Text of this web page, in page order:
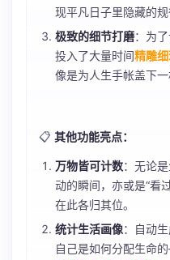
现平凡日子里隐藏的规
极致的细节打磨：为
投入了大量时间精雕
像是为人生手帐盖下一
📋 其他功能亮点：
万物皆可计数：无论
动的瞬间，亦或是“看
在此各归其位。
统计生活画像：自动
自己是如何分配生命